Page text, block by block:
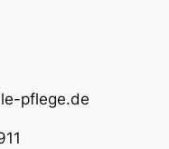
pflege.de